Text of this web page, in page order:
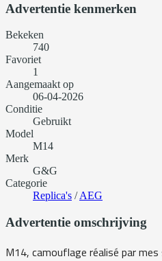
Advertentie kenmerken
Bekeken
740
Favoriet
1
Aangemaakt op
06-04-2026
Conditie
Gebruikt
Model
M14
Merk
G&G
Categorie
Replica's /AEG
Advertentie omschrijving
M14, camouflage réalisé par